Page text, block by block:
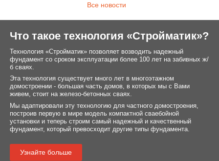
Все новости
Что такое технология «Стройматик»?
Технология «Стройматик» позволяет возводить надежный
фундамент со сроком эксплуатации более 100 лет на забивных ж/
б сваях.
Эта технология существует много лет в многоэтажном
домостроении - большая часть домов, в которых мы с Вами
живем, стоит на железо-бетонных сваях.
Мы адаптировали эту технологию для частного домостроения,
построив первую в мире модель компактной сваебойной
установки и теперь строим самый надежный и качественный
фундамент, который превосходит другие типы фундамента.
Узнайте больше